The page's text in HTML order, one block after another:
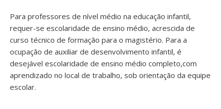
Para professores de nível médio na educação infantil,
requer-se escolaridade de ensino médio, acrescida de
curso técnico de formação para o magistério. Para a
ocupação de auxiliar de desenvolvimento infantil, é
desejável escolaridade de ensino médio completo,com
aprendizado no local de trabalho, sob orientação da equipe
escolar.